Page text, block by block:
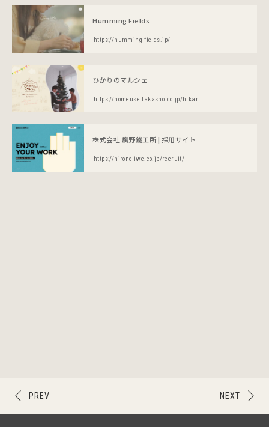
Humming Fields
https://humming-fields.jp/
ひかりのマルシェ
https://homeuse.takasho.co.jp/hikari-marche/
株式会社 廣野鐵工所 | 採用サイト
https://hirono-iwc.co.jp/recruit/
NEXT
PREV